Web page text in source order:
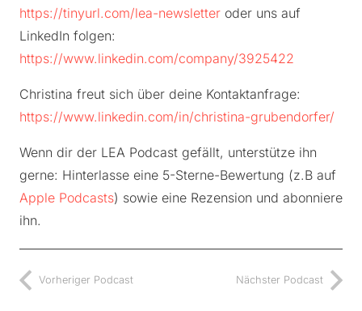
https://tinyurl.com/lea-newsletter oder uns auf
LinkedIn folgen:
https://www.linkedin.com/company/3925422
Christina freut sich über deine Kontaktanfrage:
https://www.linkedin.com/in/christina-grubendorfer/
Wenn dir der LEA Podcast gefällt, unterstütze ihn
gerne: Hinterlasse eine 5-Sterne-Bewertung (z.B auf
Apple Podcasts) sowie eine Rezension und abonniere
ihn.
Vorheriger Podcast Nächster Podcast